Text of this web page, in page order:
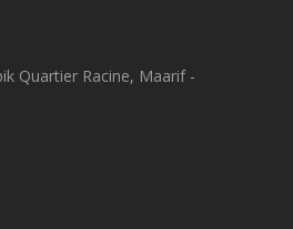
Quartier Racine, Maarif -